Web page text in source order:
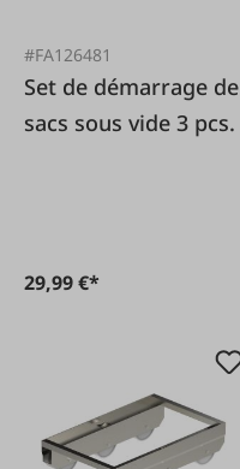
#FA126481
Set de démarrage de
sacs sous vide 3 pcs.
29,99 €*